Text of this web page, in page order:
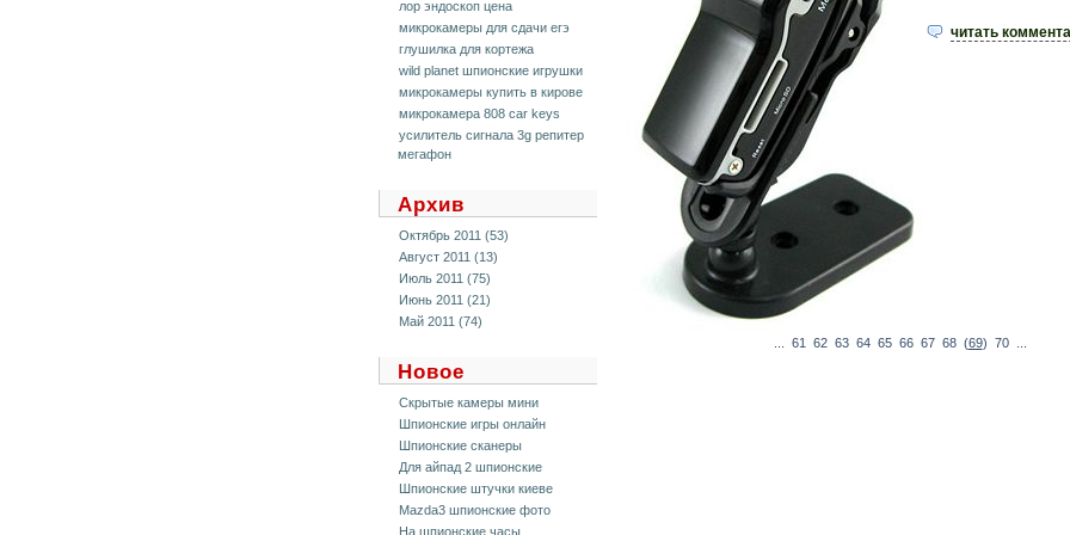
лор эндоскоп цена
микрокамеры для сдачи егэ
глушилка для кортежа
wild planet шпионские игрушки
микрокамеры купить в кирове
микрокамера 808 car keys
усилитель сигнала 3g репитер
мегафон
Архив
Октябрь 2011 (53)
Август 2011 (13)
Июль 2011 (75)
Июнь 2011 (21)
Май 2011 (74)
Новое
Скрытые камеры мини
Шпионские игры онлайн
Шпионские сканеры
Для айпад 2 шпионские
Шпионские штучки киеве
Mazda3 шпионские фото
На шпионские часы
читать
61 62 63 64 65 66 67 68 (69) 70